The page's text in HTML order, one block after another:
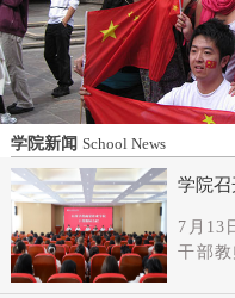
学院新闻 School News
学院
7月13
干部